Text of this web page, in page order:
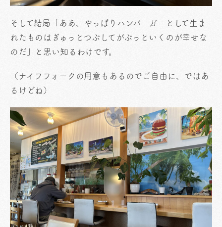
そして結局「ああ、やっぱりハンバーガーとして生ま
れたものはぎゅっとつぶしてがぶっといくのが幸せな
のだ」と思い知るわけです。
（ナイフフォークの用意もあるのでご自由に、ではあ
るけどね）